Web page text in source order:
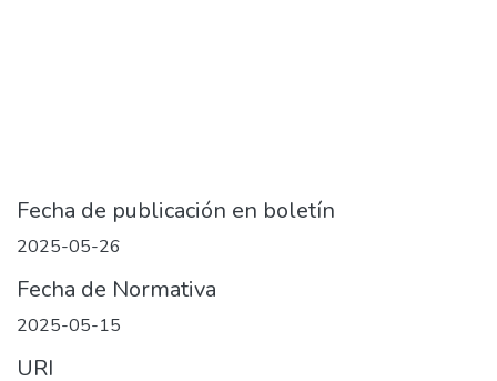
Fecha de publicación en boletín
2025-05-26
Fecha de Normativa
2025-05-15
URI